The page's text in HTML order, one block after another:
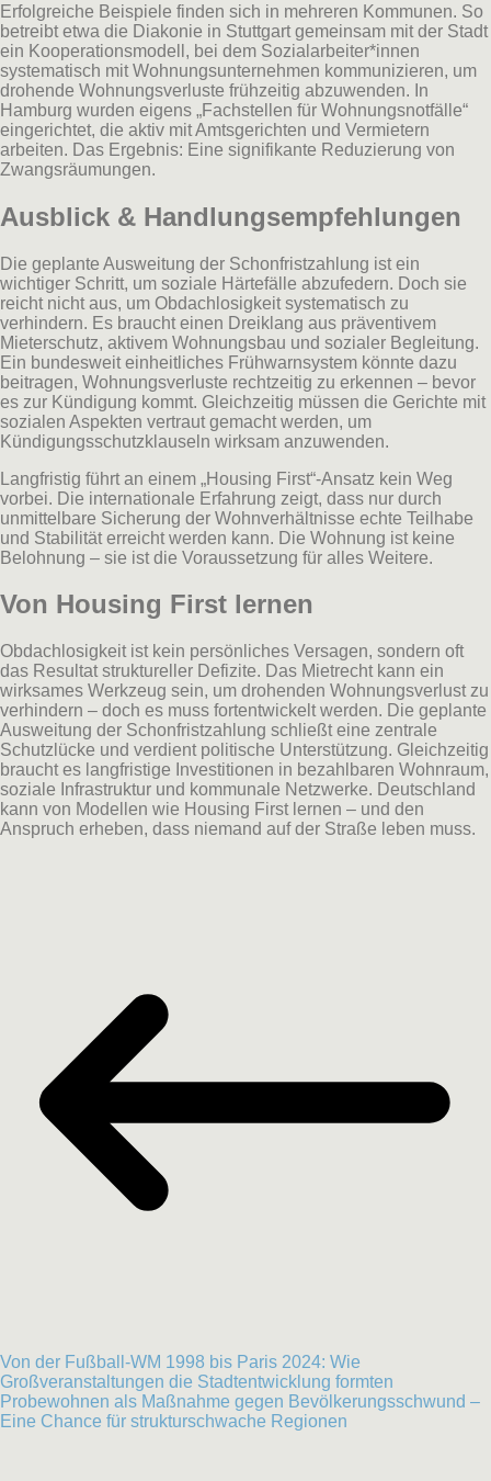
Erfolgreiche Beispiele finden sich in mehreren Kommunen. So
betreibt etwa die Diakonie in Stuttgart gemeinsam mit der Stadt
ein Kooperationsmodell, bei dem Sozialarbeiter*innen
systematisch mit Wohnungsunternehmen kommunizieren, um
drohende Wohnungsverluste frühzeitig abzuwenden. In
Hamburg wurden eigens „Fachstellen für Wohnungsnotfälle“
eingerichtet, die aktiv mit Amtsgerichten und Vermietern
arbeiten. Das Ergebnis: Eine signifikante Reduzierung von
Zwangsräumungen.
Ausblick & Handlungsempfehlungen
Die geplante Ausweitung der Schonfristzahlung ist ein
wichtiger Schritt, um soziale Härtefälle abzufedern. Doch sie
reicht nicht aus, um Obdachlosigkeit systematisch zu
verhindern. Es braucht einen Dreiklang aus präventivem
Mieterschutz, aktivem Wohnungsbau und sozialer Begleitung.
Ein bundesweit einheitliches Frühwarnsystem könnte dazu
beitragen, Wohnungsverluste rechtzeitig zu erkennen – bevor
es zur Kündigung kommt. Gleichzeitig müssen die Gerichte mit
sozialen Aspekten vertraut gemacht werden, um
Kündigungsschutzklauseln wirksam anzuwenden.
Langfristig führt an einem „Housing First“-Ansatz kein Weg
vorbei. Die internationale Erfahrung zeigt, dass nur durch
unmittelbare Sicherung der Wohnverhältnisse echte Teilhabe
und Stabilität erreicht werden kann. Die Wohnung ist keine
Belohnung – sie ist die Voraussetzung für alles Weitere.
Von Housing First lernen
Obdachlosigkeit ist kein persönliches Versagen, sondern oft
das Resultat struktureller Defizite. Das Mietrecht kann ein
wirksames Werkzeug sein, um drohenden Wohnungsverlust zu
verhindern – doch es muss fortentwickelt werden. Die geplante
Ausweitung der Schonfristzahlung schließt eine zentrale
Schutzlücke und verdient politische Unterstützung. Gleichzeitig
braucht es langfristige Investitionen in bezahlbaren Wohnraum,
soziale Infrastruktur und kommunale Netzwerke. Deutschland
kann von Modellen wie Housing First lernen – und den
Anspruch erheben, dass niemand auf der Straße leben muss.
Von der Fußball-WM 1998 bis Paris 2024: Wie
Großveranstaltungen die Stadtentwicklung formten
Probewohnen als Maßnahme gegen Bevölkerungsschwund –
Eine Chance für strukturschwache Regionen